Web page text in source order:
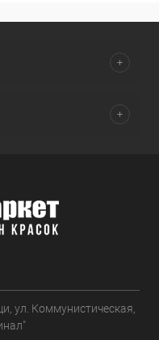
ул. Коммунистическая,